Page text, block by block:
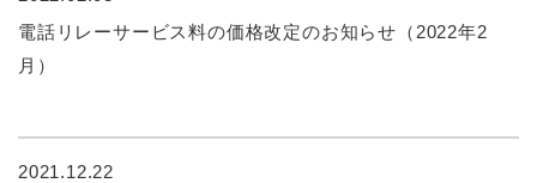
電話リレーサービス料の価格改定のお知らせ（2022年2
月）
2021.12.22